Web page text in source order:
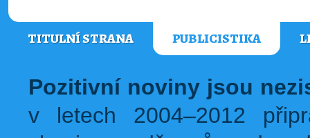
TITULNÍ STRANA PUBLICISTIKA
Pozitivní noviny jsou
v letech 2004–2012